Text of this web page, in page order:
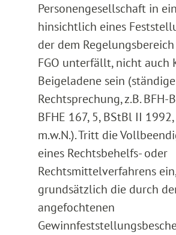
Personengesellschaft in
hinsichtlich eines
der dem Regelungsbereich
FGO unterfällt, nicht auch
Beigeladene sein (ständige
Rechtsprechung, z.B. BFH-
BFHE 167, 5, BStBl II
m.w.N.). Tritt die
eines Rechtsbehelfs- oder
Rechtsmittelverfahrens
grundsätzlich die durch
angefochtenen